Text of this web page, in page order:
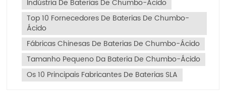
para os EUA agora enfrentam uma tarifa abrangente
de 54%, combinando as tarifas anteriores com as
novas "tarifas recíprocas". Isso aumentou
drasticamente os custos de exportação, levando a
graves perdas de pedidos para pequenas e médias
empresas (PMEs). Rotas de transbordo bloqueadas:
Os principais centros de transbordo do Sudeste
Asiático (como o Vietnã) estão sujeitos a uma tarifa
Indústria De Baterias De Chumbo-Ácido
Top 10 Fornecedores De Baterias De Chumbo-
Ácido
Fábricas Chinesas De Baterias De Chumbo-Ácido
Tamanho Pequeno Da Bateria De Chumbo-Ácido
Os 10 Principais Fabricantes De Baterias SLA